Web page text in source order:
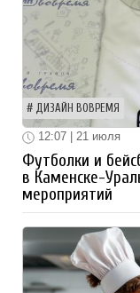
ДИЗАЙН ВОВРЕМЯ
12:07 | 21 июля
Футболки и
в Каменске-
мероприятий